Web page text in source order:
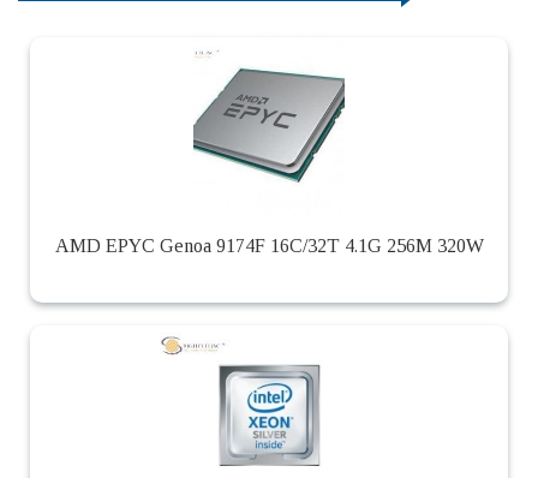
AMD EPYC Genoa 9174F 16C/32T 4.1G 256M 320W